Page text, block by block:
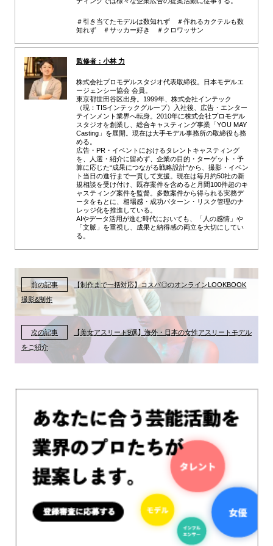
＃引き当てたモデルは数知れず ＃作れるカクテルも数
知れず ＃サッカー好き ＃クロワッサン
監修者：小林 力
株式会社プロモデルスタジオ代表取締役。日本モデルエ
ージェンシー協会 会員。
東京都世田谷区出身。1999年、株式会社インテック
（現：TISインテックグループ）入社後、広告・エンター
テインメント業界へ転身。2010年に株式会社プロモデル
スタジオを創業し、総合キャスティング事業「YOU MAY
Casting」を展開。現在は大手モデル事務所の取締役も務
める。
広告・PR・イベントにおけるタレントキャスティング
を、人選・紹介に留めず、企業の目的・ターゲット・予
算に応じた“成果につながる戦略設計”から、撮影・イベン
ト当日の進行まで一貫して支援。現在は毎月約50社の新
規相談を受け付け、既存案件を含めると月間100件超のキ
ャスティング案件を監督。多数案件から得られる実務デ
ータをもとに、相場感・成功パターン・リスク管理のナ
レッジ化を推進している。
AIやデータ活用が進む時代においても、「人の感情」や
「文脈」を重視し、成果と納得感の両立を大切にしてい
る。
前の記事
【制作まで一括対応】コスパ◎のオンラインLOOKBOOK
撮影&制作
次の記事
【美女アスリート9選】海外・日本の女性アスリートモデル
をご紹介